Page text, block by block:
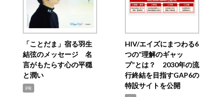
「ことだま」宿る羽生
結弦のメッセージ 名
言がもたらす心の平穏
と潤い
PR
HIV/エイズにまつわる6
つの“理解のギャッ
プ”とは？ 2030年の流
行終結を目指すGAP6の
特設サイトを公開